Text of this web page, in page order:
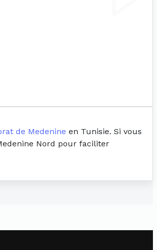
de Medenine en Tunisie. Si vous
Nord pour faciliter